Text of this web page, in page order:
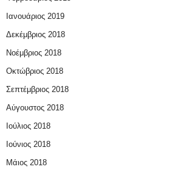
Ιανουάριος 2019
Δεκέμβριος 2018
Νοέμβριος 2018
Οκτώβριος 2018
Σεπτέμβριος 2018
Αύγουστος 2018
Ιούλιος 2018
Ιούνιος 2018
Μάιος 2018